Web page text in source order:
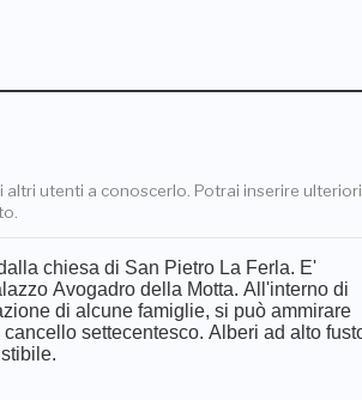
utenti a conoscerlo. Potrai inserire ulteriori